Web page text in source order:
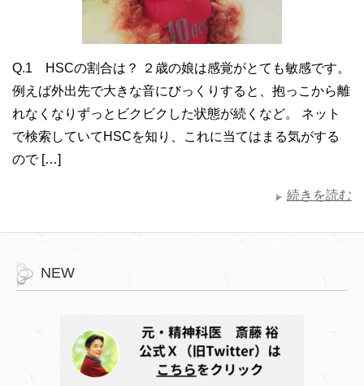
Q.1 HSCの割合は？ ２歳の娘は感覚がとても敏感です。
例えば外出先で大きな音にびっくりすると、抱っこから離
れなくなりずっとビクビクした状態が続くなど。 ネット
で検索していてHSCを知り、これに当てはまる気がする
ので […]
続きを読む
NEW